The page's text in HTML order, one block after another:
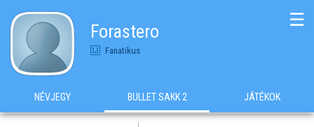
Forastero
Fanatikus
☰
NÉVJEGY BULLET SAKK 2 JÁTÉKOK